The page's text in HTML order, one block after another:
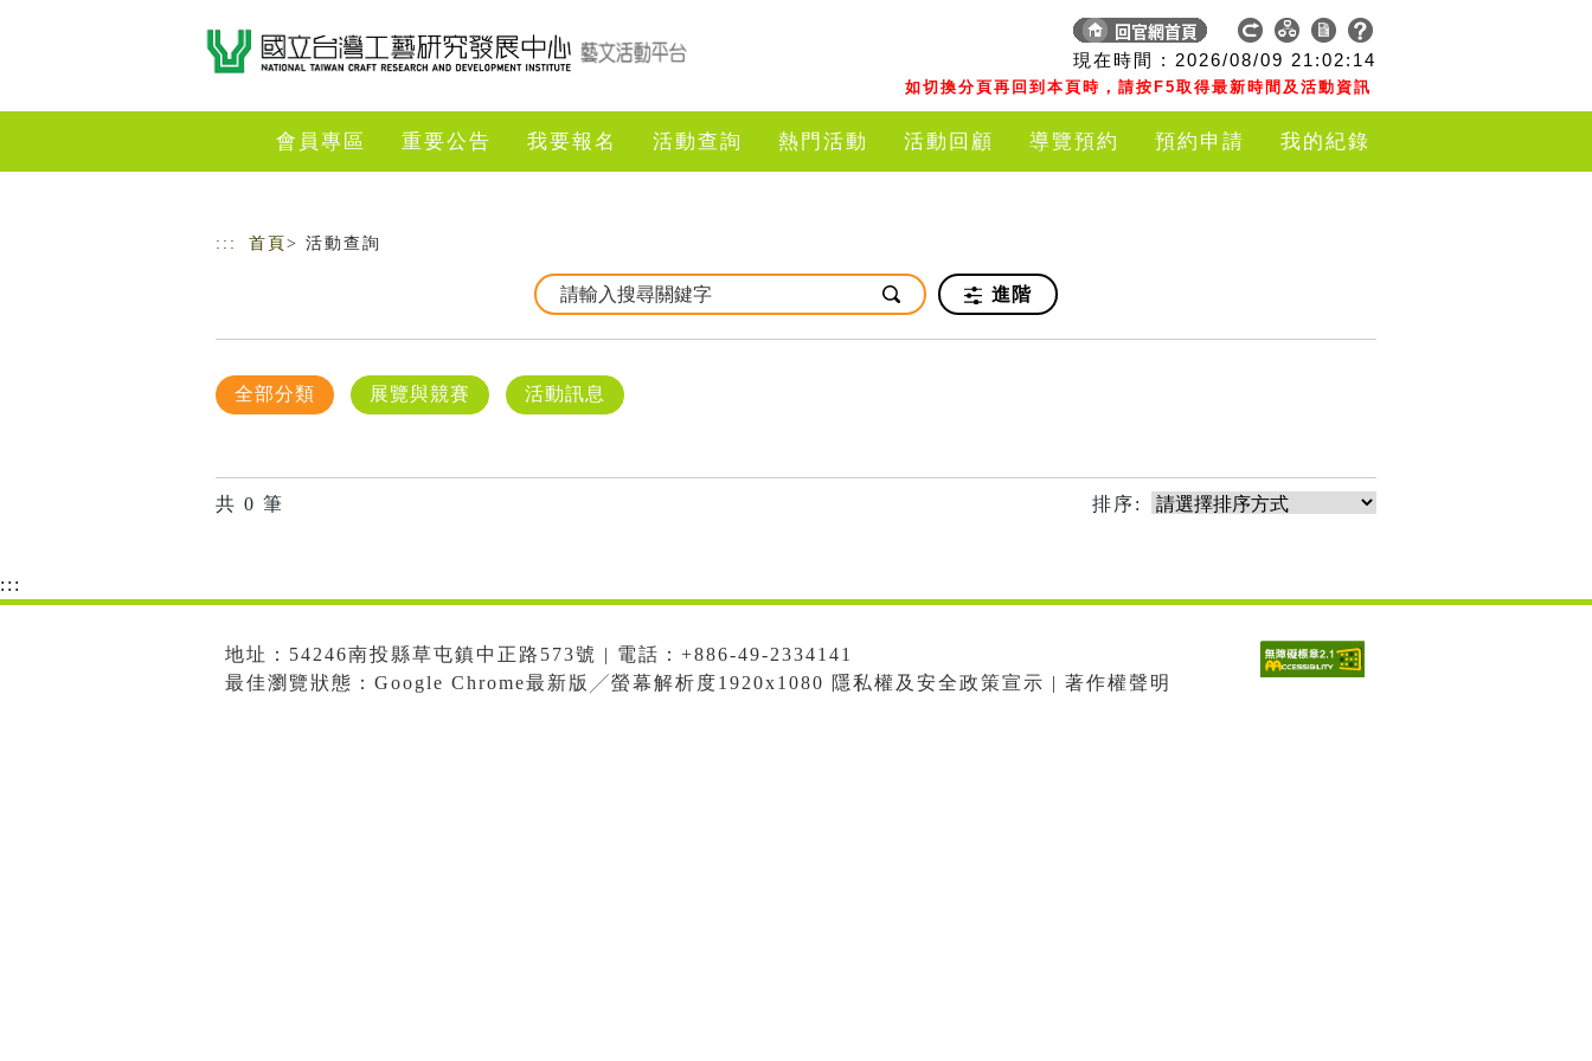
現在時間 : 2026/08/09 21:02:14
如切換分頁再回到本頁時，請按F5取得最新時間及活動資訊
會員專區 重要公告 我要報名 活動查詢 熱門活動 活動回顧 導覽預約 預約申請 我的紀錄
::: 首頁 > 活動查詢
進階
全部分類 展覽與競賽 活動訊息
共 0 筆 排序:
:::
地址：54246南投縣草屯鎮中正路573號 | 電話：+886-49-2334141
最佳瀏覽狀態：Google Chrome最新版╱螢幕解析度1920x1080 隱私權及安全政策宣示 | 著作權聲明